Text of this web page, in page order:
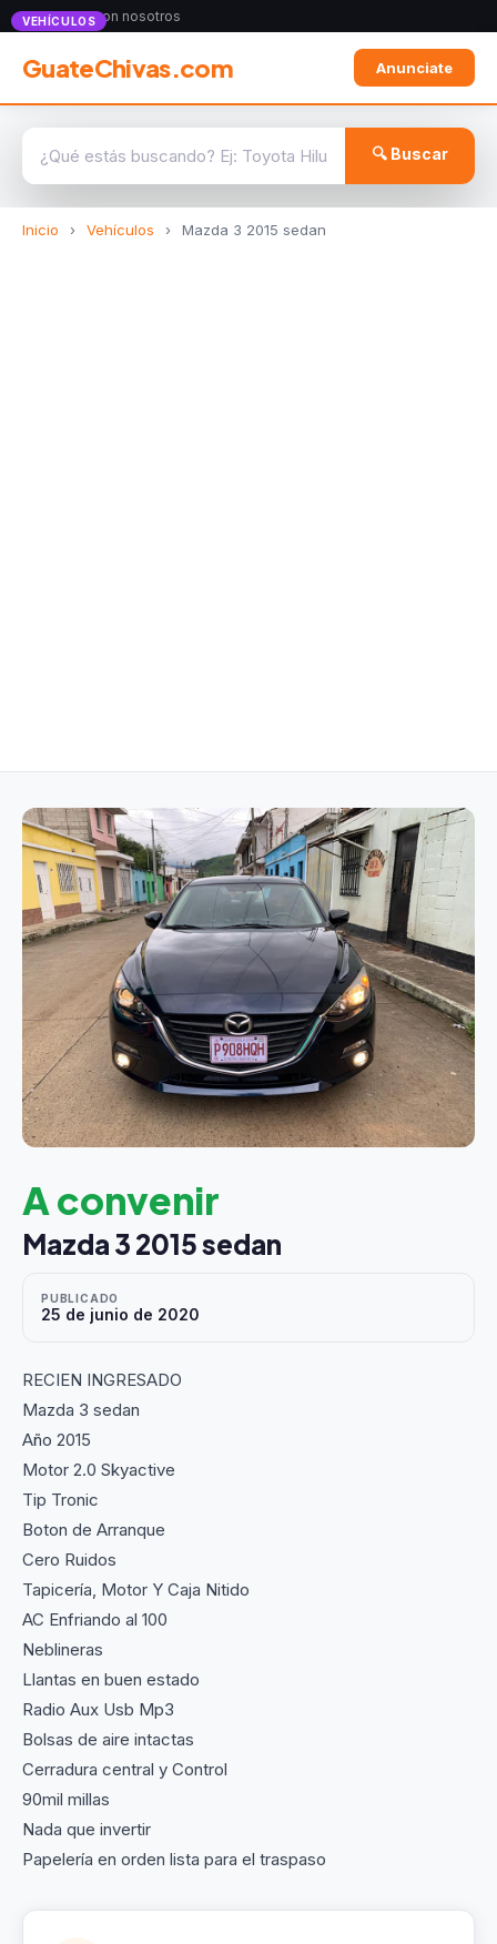
Anunciate con nosotros
GuateChivas.com Anunciate
🔍 Buscar
Inicio › Vehículos › Mazda 3 2015 sedan
VEHÍCULOS
A convenir
Mazda 3 2015 sedan
PUBLICADO
25 de junio de 2020
RECIEN INGRESADO
Mazda 3 sedan
Año 2015
Motor 2.0 Skyactive
Tip Tronic
Boton de Arranque
Cero Ruidos
Tapicería, Motor Y Caja Nitido
AC Enfriando al 100
Neblineras
Llantas en buen estado
Radio Aux Usb Mp3
Bolsas de aire intactas
Cerradura central y Control
90mil millas
Nada que invertir
Papelería en orden lista para el traspaso